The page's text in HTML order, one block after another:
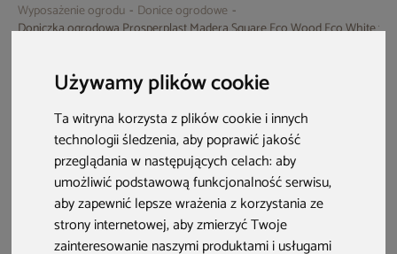
Używamy plików cookie
Ta witryna korzysta z plików cookie i innych
technologii śledzenia, aby poprawić jakość
przeglądania w następujących celach:aby
umożliwić podstawową funkcjonalność serwisu,
aby zapewnić lepsze wrażenia z korzystania ze
strony internetowej,aby zmierzyć Twoje
zainteresowanie naszymi produktami i usługami
Wyposażenie ogrodu
Donice ogrodowe
Doniczka ogrodowa Prosperplast Madera Square Eco Wood Eco White 13 l
Aktualne oferty
Nowość Nowość